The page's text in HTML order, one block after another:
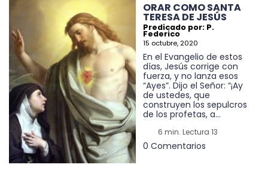
ORAR COMO SANTA
TERESA DE JESÚS
Predicado por: P.
Federico
15 octubre, 2020
En el Evangelio de estos
días, Jesús corrige con
fuerza, y no lanza esos
“Ayes”. Dijo el Señor: “¡Ay
de ustedes, que
construyen los sepulcros
de los profetas, a...
6 min. Lectura 13
0 Comentarios